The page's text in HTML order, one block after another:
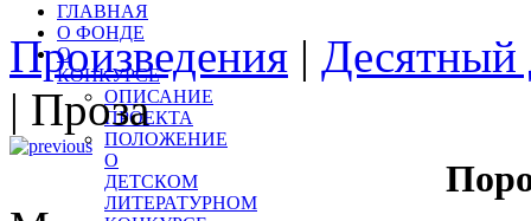
ГЛАВНАЯ
О ФОНДЕ
О
КОНКУРСЕ
ОПИСАНИЕ
ПРОЕКТА
ПОЛОЖЕНИЕ
О
ДЕТСКОМ
ЛИТЕРАТУРНОМ
Произведения | Десятный
| Проза